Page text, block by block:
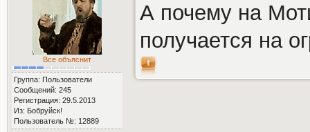
Все объяснит
Группа: Пользователи
Сообщений: 245
Регистрация: 29.5.2013
Из: Бобруйск!
Пользователь №: 12889
А почему на
получается на